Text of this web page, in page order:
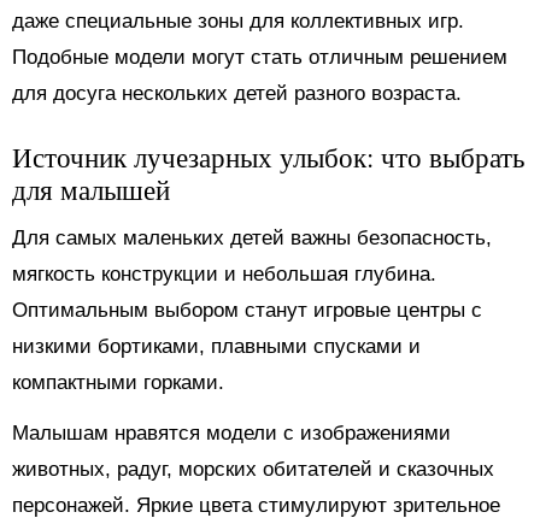
даже специальные зоны для коллективных игр.
Подобные модели могут стать отличным решением
для досуга нескольких детей разного возраста.
Источник лучезарных улыбок: что выбрать
для малышей
Для самых маленьких детей важны безопасность,
мягкость конструкции и небольшая глубина.
Оптимальным выбором станут игровые центры с
низкими бортиками, плавными спусками и
компактными горками.
Малышам нравятся модели с изображениями
животных, радуг, морских обитателей и сказочных
персонажей. Яркие цвета стимулируют зрительное